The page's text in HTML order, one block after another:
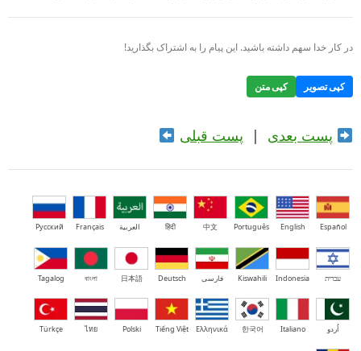
در کار خدا سهم داشته باشید. این پیام را به اشتراک بگذارید!
کپی تصویر کپی متن
پست بعدی | پست قبلی
Español
English
Português
中文
हिंदी العربية Français
Русский
עברית Indonesia
Kiswahili فارسی Deutsch
日本語
বাংলা
Tagalog
اُردو Italiano
한국어
Ελληνικά
Tiếng Việt
Polski
ไทย
Türkçe